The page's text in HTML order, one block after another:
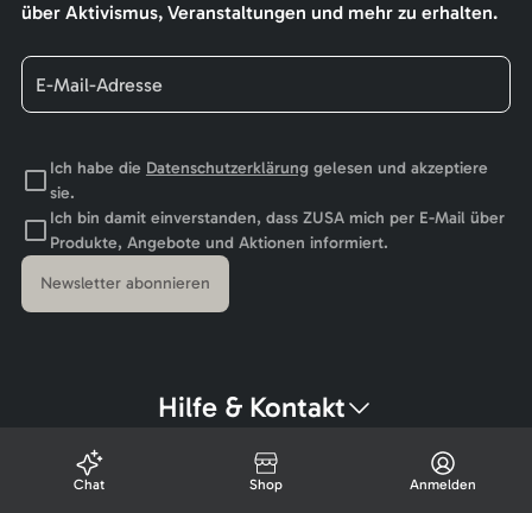
über Aktivismus, Veranstaltungen und mehr zu erhalten.
Ich habe die Datenschutzerklärunggelesen und akzeptiere
sie.
Ich bin damit einverstanden, dass ZUSA mich per E-Mail über
Produkte, Angebote und Aktionen informiert.
Newsletter abonnieren
Hilfe & Kontakt
Chat Shop Anmelden